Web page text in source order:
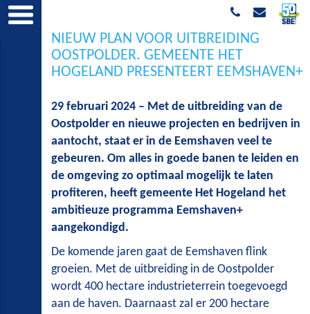
NIEUW PLAN VOOR UITBREIDING
OOSTPOLDER. GEMEENTE HET
HOGELAND PRESENTEERT EEMSHAVEN+
29 februari 2024 – Met de uitbreiding van de
Oostpolder en nieuwe projecten en bedrijven in
aantocht, staat er in de Eemshaven veel te
gebeuren. Om alles in goede banen te leiden en
de omgeving zo optimaal mogelijk te laten
profiteren, heeft gemeente Het Hogeland het
ambitieuze programma Eemshaven+
aangekondigd.
De komende jaren gaat de Eemshaven flink
groeien. Met de uitbreiding in de Oostpolder
wordt 400 hectare industrieterrein toegevoegd
aan de haven. Daarnaast zal er 200 hectare